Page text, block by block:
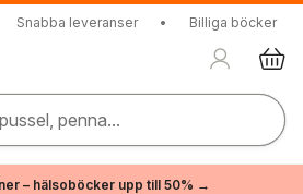
Snabba leveranser • Billiga böcker
penna...
– hälsoböcker upp till 50% →